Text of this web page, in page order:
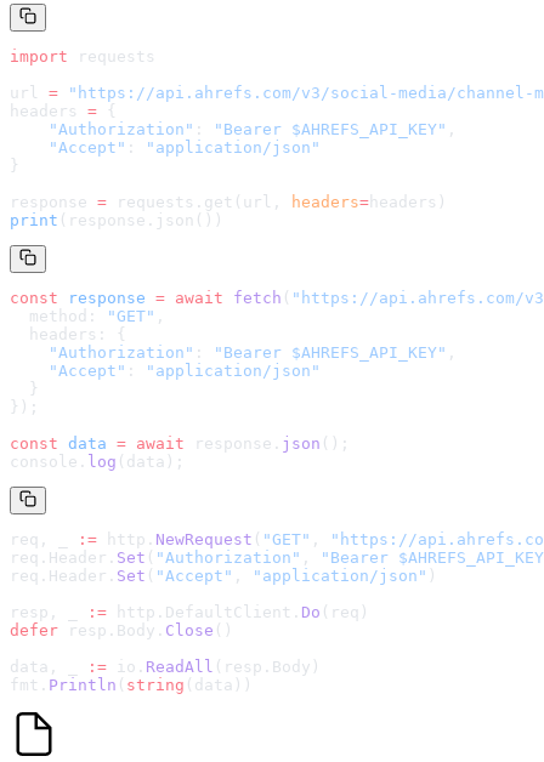
import requests
url = " https://api.ahrefs.com/v3/social-media/channel-
headers = {
    "Authorization"
: "Bearer $AHREFS_API_KEY" ,
    "Accept"
:
"application/json"
}
response = requests.get(url, headers= headers )
print (response.json())
const response = await fetch ( " https://api.ahrefs.com/
  method:
"GET" ,
  headers: {
    "Authorization"
: "Bearer $AHREFS_API_KEY" ,
    "Accept"
:
"application/json"
  }
});
const data = await response. json ();
console. log (data);
req, _ := http. NewRequest ( "GET" , " https://
req.Header. Set ( "Authorization" ,
"Bearer
req.Header. Set ( "Accept" , "application/json" )
resp, _
:= http.DefaultClient. Do (req)
defer resp.Body. Close ()
data, _
:= io. ReadAll (resp.Body)
fmt. Println ( string (data))